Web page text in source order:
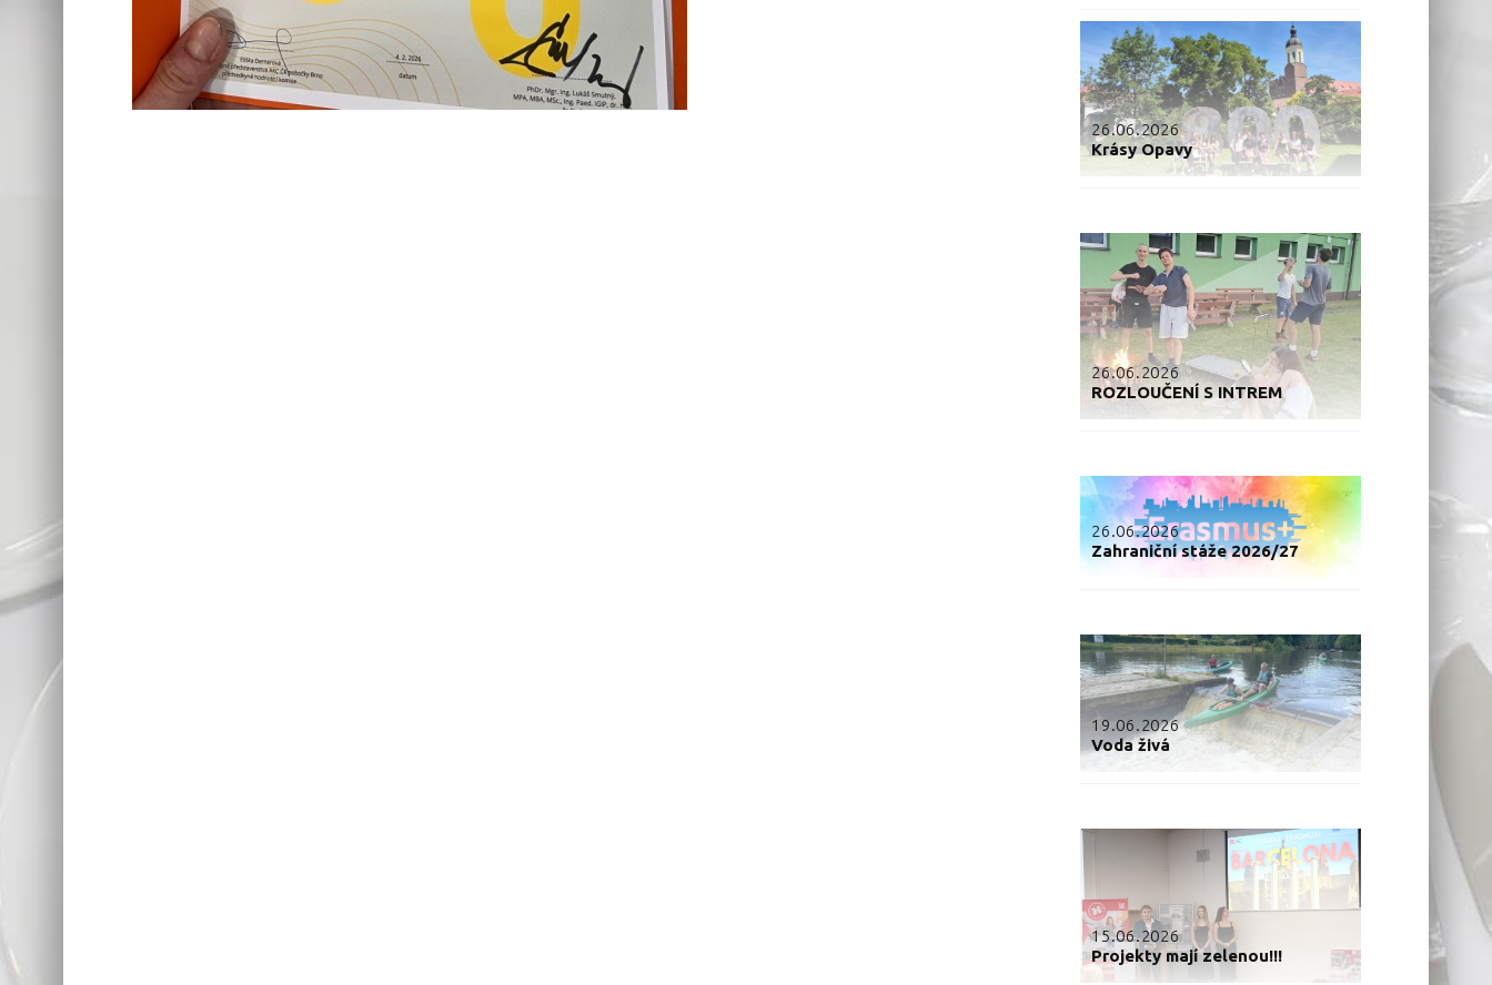
26.06.2026
Krásy Opavy
26.06.2026
ROZLOUČENÍ S INTREM
26.06.2026
Zahraniční stáže 2026/27
19.06.2026
Voda živá
15.06.2026
Projekty mají zelenou!!!